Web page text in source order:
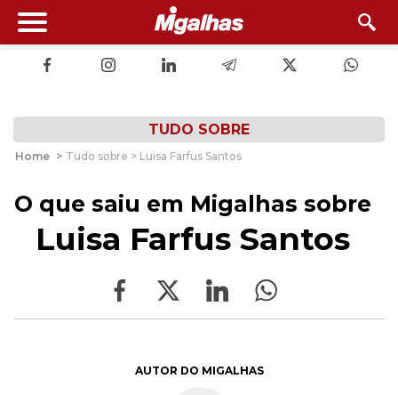
TUDO SOBRE
Home > Tudo sobre > Luisa Farfus Santos
O que saiu em Migalhas sobre
Luisa Farfus Santos
AUTOR DO MIGALHAS